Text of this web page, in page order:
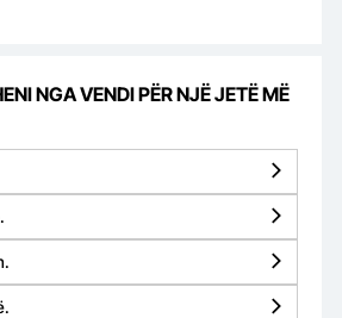
NGA VENDI PËR NJË JETË MË